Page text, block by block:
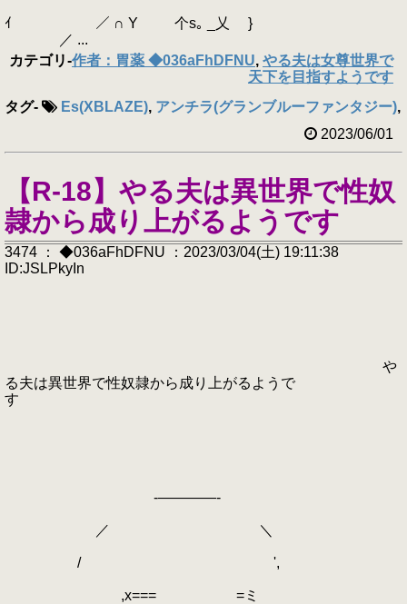
ｲ ／ ∩ Y 个s｡ _乂 }
／ ...
カテゴリ-作者：胃薬 ◆036aFhDFNU, やる夫は女尊世界で
天下を目指すようです
タグ- Es(XBLAZE), アンチラ(グランブルーファンタジー),
2023/06/01
【R-18】やる夫は異世界で性奴
隷から成り上がるようです
3474 ： ◆036aFhDFNU ：2023/03/04(土) 19:11:38
ID:JSLPkyIn
や
る夫は異世界で性奴隷から成り上がるようで
す
-――――-
／ ＼
/ ',
,x=== =ミ